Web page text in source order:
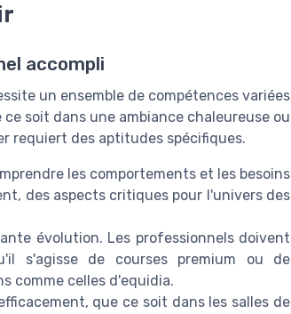
accompli
un ensemble de compétences variées
soit dans une ambiance chaleureuse ou
requiert des aptitudes spécifiques.
les comportements et les besoins
des aspects critiques pour l'univers des
évolution. Les professionnels doivent
s'agisse de courses premium ou de
comme celles d'equidia.
que ce soit dans les salles de